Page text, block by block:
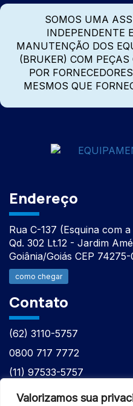
Valorizamos sua
SOMOS UMA
INDEPENDENTE
MANUTENÇÃO DOS
(BRUKER) COM
POR
MESMOS QUE
Endereço
Rua C-137 (Esquina com a
Qd. 302 Lt.12 - Jardim
Goiânia/Goiás CEP
como chegar
Contato
(62) 3110-5757
0800 717 7772
(11) 97533-5757
(62) 98610-7777